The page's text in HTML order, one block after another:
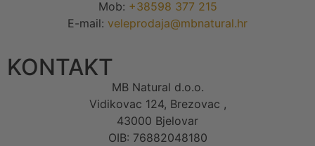
Mob: +38598 377 215
E-mail: veleprodaja@mbnatural.hr
KONTAKT
MB Natural d.o.o.
Vidikovac 124, Brezovac ,
43000 Bjelovar
OIB: 76882048180